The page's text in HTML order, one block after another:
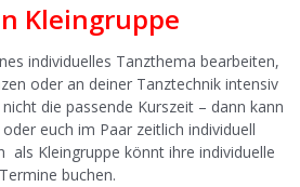
Kleingruppe
individuelles Tanzthema bearbeiten,
oder an deiner Tanztechnik intensiv
die passende Kurszeit – dann kann
euch im Paar zeitlich individuell
als Kleingruppe könnt ihre individuelle
Termine buchen.